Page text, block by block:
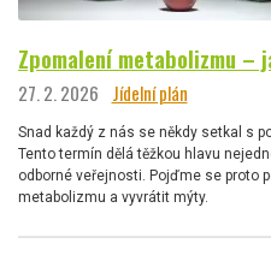
Zpomalení metabolizmu –
27. 2. 2026 Jídelní plán
Snad každý z nás se někdy setkal s
Tento termín dělá těžkou hlavu
odborné veřejnosti. Pojďme se proto
metabolizmu a vyvrátit mýty.